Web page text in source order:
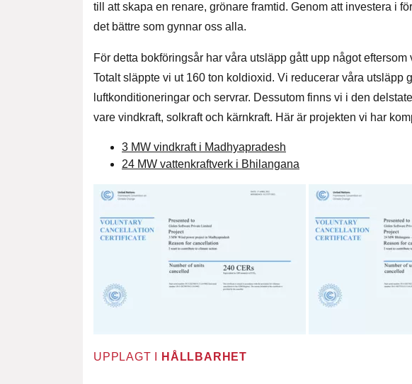
till att skapa en renare, grönare framtid. Genom att investera i
det bättre som gynnar oss alla.
För detta bokföringsår har våra utsläpp gått upp något
Totalt släppte vi ut 160 ton koldioxid. Vi reducerar våra utsläpp
luftkonditioneringar och servrar. Dessutom finns vi i den
vare vindkraft, solkraft och kärnkraft. Här är projekten vi har
3 MW vindkraft i Madhyapradesh
24 MW vattenkraftverk i Bhilangana
UPPLAGT I HÅLLBARHET